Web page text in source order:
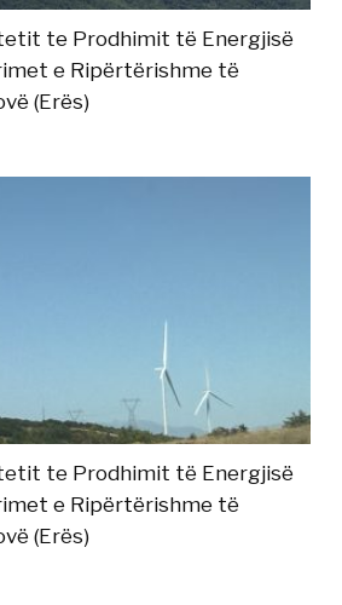
te Prodhimit të Energjisë
e Ripërtërishme të
(Erës)
te Prodhimit të Energjisë
e Ripërtërishme të
(Erës)